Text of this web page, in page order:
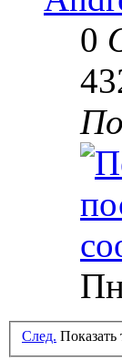
0
След. Показать